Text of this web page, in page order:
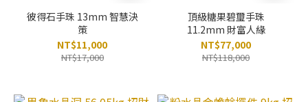
彼得石手珠 13mm 智慧決
策
NT$11,000
NT$17,000
頂級糖果碧璽手珠
11.2mm 財富人緣
NT$77,000
NT$118,000